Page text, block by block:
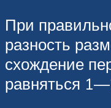
При
разность
схождение
равняться